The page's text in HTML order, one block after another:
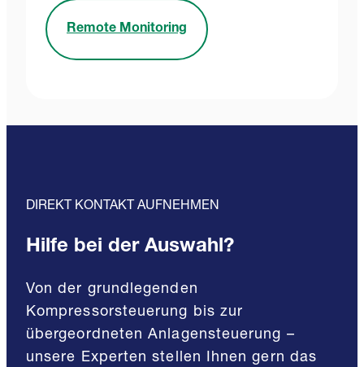
Remote Monitoring
DIREKT KONTAKT AUFNEHMEN
Hilfe bei der Auswahl?
Von der grundlegenden
Kompressorsteuerung bis zur
übergeordneten Anlagensteuerung –
unsere Experten stellen Ihnen gern das